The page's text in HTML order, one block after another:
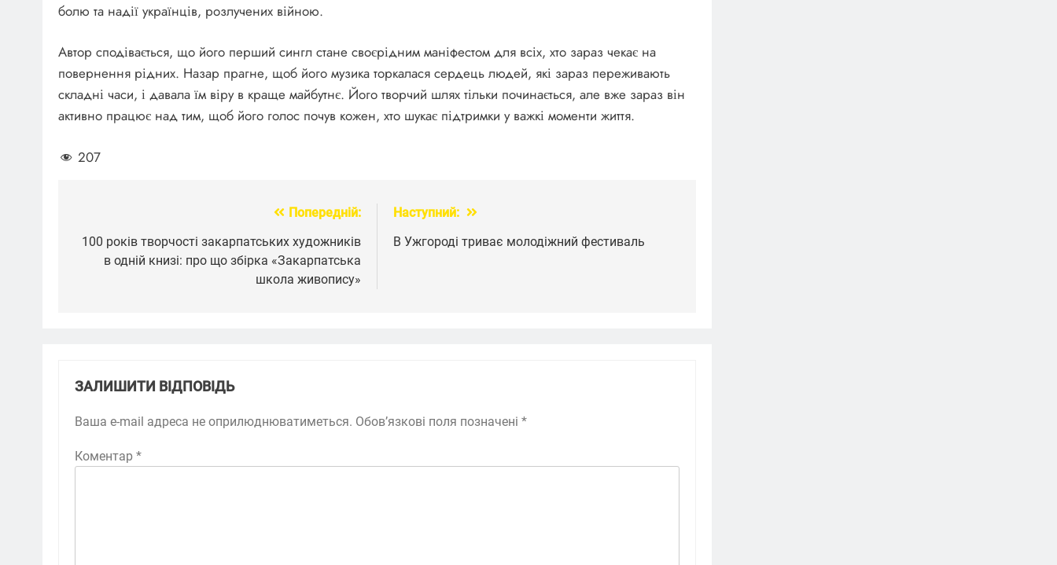
болю та надії українців, розлучених війною.
Автор сподівається, що його перший сингл стане своєрідним маніфестом для всіх, хто зараз чекає на
повернення рідних. Назар прагне, щоб його музика торкалася сердець людей, які зараз переживають
складні часи, і давала їм віру в краще майбутнє. Його творчий шлях тільки починається, але вже зараз він
активно працює над тим, щоб його голос почув кожен, хто шукає підтримки у важкі моменти життя.
207
записів
Попередній:
100 років творчості закарпатських художників
в одній книзі: про що збірка «Закарпатська
школа живопису»
Наступний:
В Ужгороді триває молодіжний фестиваль
ЗАЛИШИТИ ВІДПОВІДЬ
Ваша e-mail адреса не оприлюднюватиметься. Обов’язкові поля позначені *
Коментар *